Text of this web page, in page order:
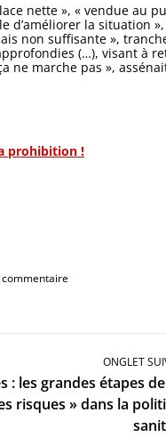
nette », « vendue au
d’améliorer la situation
non suffisante »,
(…), visant à
ne marche pas »,
prohibition !
commentaire
ONGLET
: les grandes étapes
risques » dans la